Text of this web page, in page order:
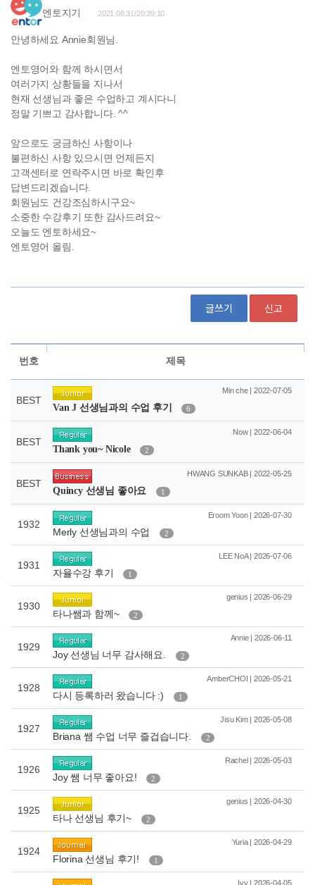
글쓰기 신고